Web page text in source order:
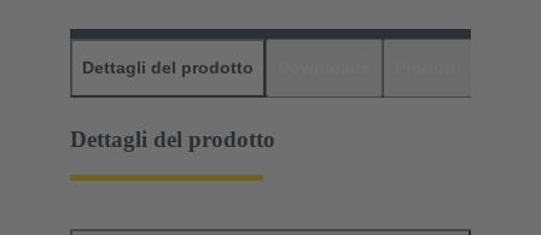
Dettagli del prodotto
Dettagli del prodotto